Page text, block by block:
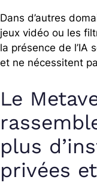
Dans d’autres
jeux vidéo ou les
la présence de l’IA
et ne nécessitent
Le
plus
privées